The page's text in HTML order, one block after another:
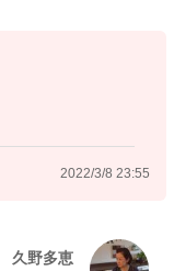
2022/3/8 21:37
2022/3/8 23:55
久野多恵